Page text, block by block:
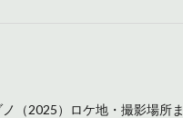
（2025）ロケ地・撮影場所ま